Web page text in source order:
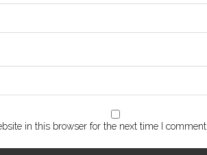
in this browser for the next time I comment.